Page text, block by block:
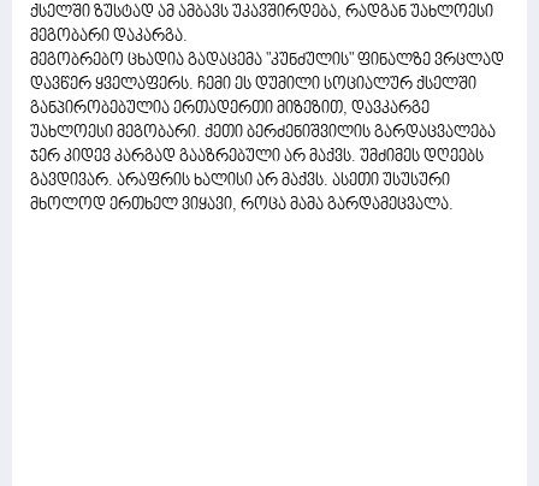
ქსელში ზუსტად ამ ამბავს უკავშირდება, რადგან უახლოესი
მეგობარი დაკარგა.
მეგობრებო ცხადია გადაცემა "კუნძულის" ფინალზე ვრცლად
დავწერ ყველაფერს. ჩემი ეს დუმილი სოციალურ ქსელში
განპირობებულია ერთადერთი მიზეზით, დავკარგე
უახლოესი მეგობარი. ქეთი ბერძენიშვილის გარდაცვალება
ჯერ კიდევ კარგად გააზრებული არ მაქვს. უმძიმეს დღეებს
გავდივარ. არაფრის ხალისი არ მაქვს. ასეთი უსუსური
მხოლოდ ერთხელ ვიყავი, როცა მამა გარდამეცვალა.